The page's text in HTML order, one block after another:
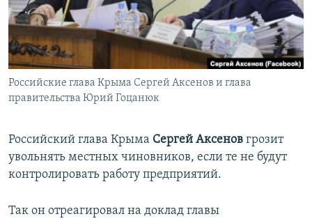
ПОБЕДИТЕЛЕЙ НЕ СУДЯТ?
КРЫМ.НЕПОКОРЕННЫЙ
ELIFBE
УКРАИНСКАЯ ПРОБЛЕМА КРЫМА
ПРИСОЕДИНЯЙТЕСЬ!
Все сайты RFE/RL
Российские глава Крыма Сергей Аксенов и глава
правительства Юрий Гоцанюк
Российский глава Крыма Сергей Аксенов грозит
увольнять местных чиновников, если те не будут
контролировать работу предприятий.
Так он отреагировал на доклад главы